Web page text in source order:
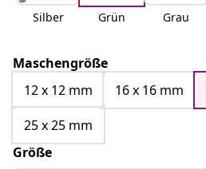
Silber Grün Grau
Maschengröße
12 x 12 mm
16 x 16 mm
25 x 25 mm
Größe